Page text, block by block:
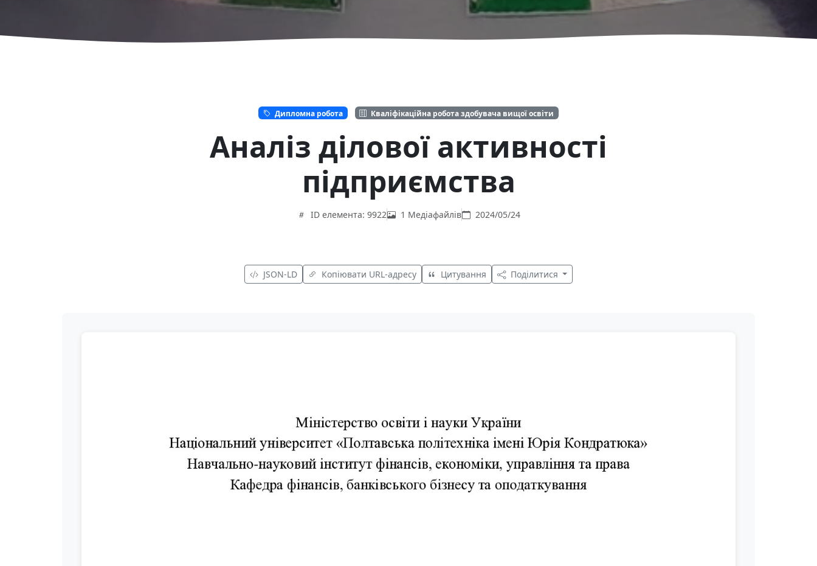
Дипломна робота Кваліфікаційна робота здобувача вищої освіти
Аналіз ділової активності
підприємства
ID елемента: 9922 1 Медіафайлів 2024/05/24
JSON-LD Копіювати URL-адресу Цитування Поділитися